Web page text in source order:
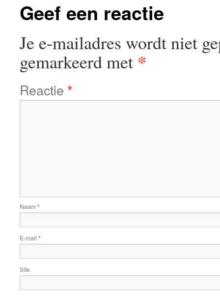
Geef een reactie
Je e-mailadres wordt niet
gemarkeerd met *
Reactie *
Naam *
E-mail *
Site